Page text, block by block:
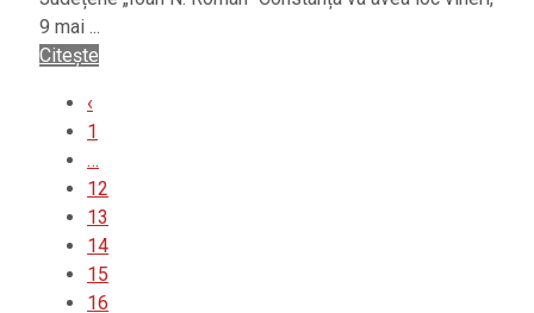
9 mai ...
Citește
‹
1
…
12
13
14
15
16